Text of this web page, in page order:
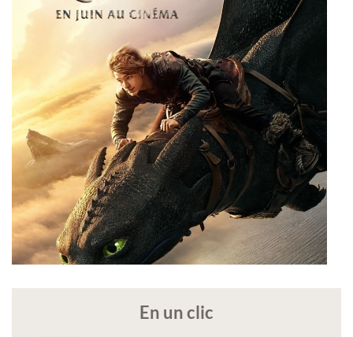
En un clic